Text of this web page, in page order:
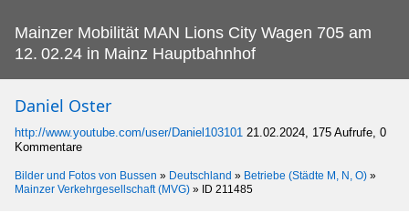
Mainzer Mobilität MAN Lions City Wagen 705 am
12. 02.24 in Mainz Hauptbahnhof
Daniel Oster
http://www.youtube.com/user/Daniel103101 21.02.2024, 175 Aufrufe, 0
Kommentare
Bilder und Fotos von Bussen » Deutschland » Betriebe (Städte M, N, O) »
Mainzer Verkehrgesellschaft (MVG) » ID 211485